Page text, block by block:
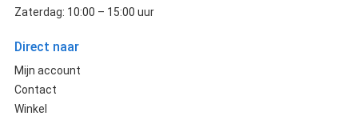
Zaterdag: 10:00 – 15:00 uur
Direct naar
Mijn account
Contact
Winkel